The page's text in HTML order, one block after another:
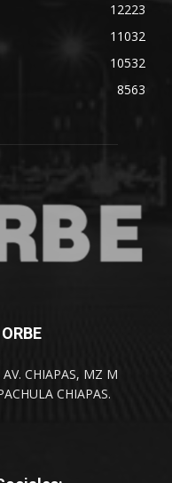
12223
11032
10532
8563
CHIAPAS, MZ M
CHIAPAS.